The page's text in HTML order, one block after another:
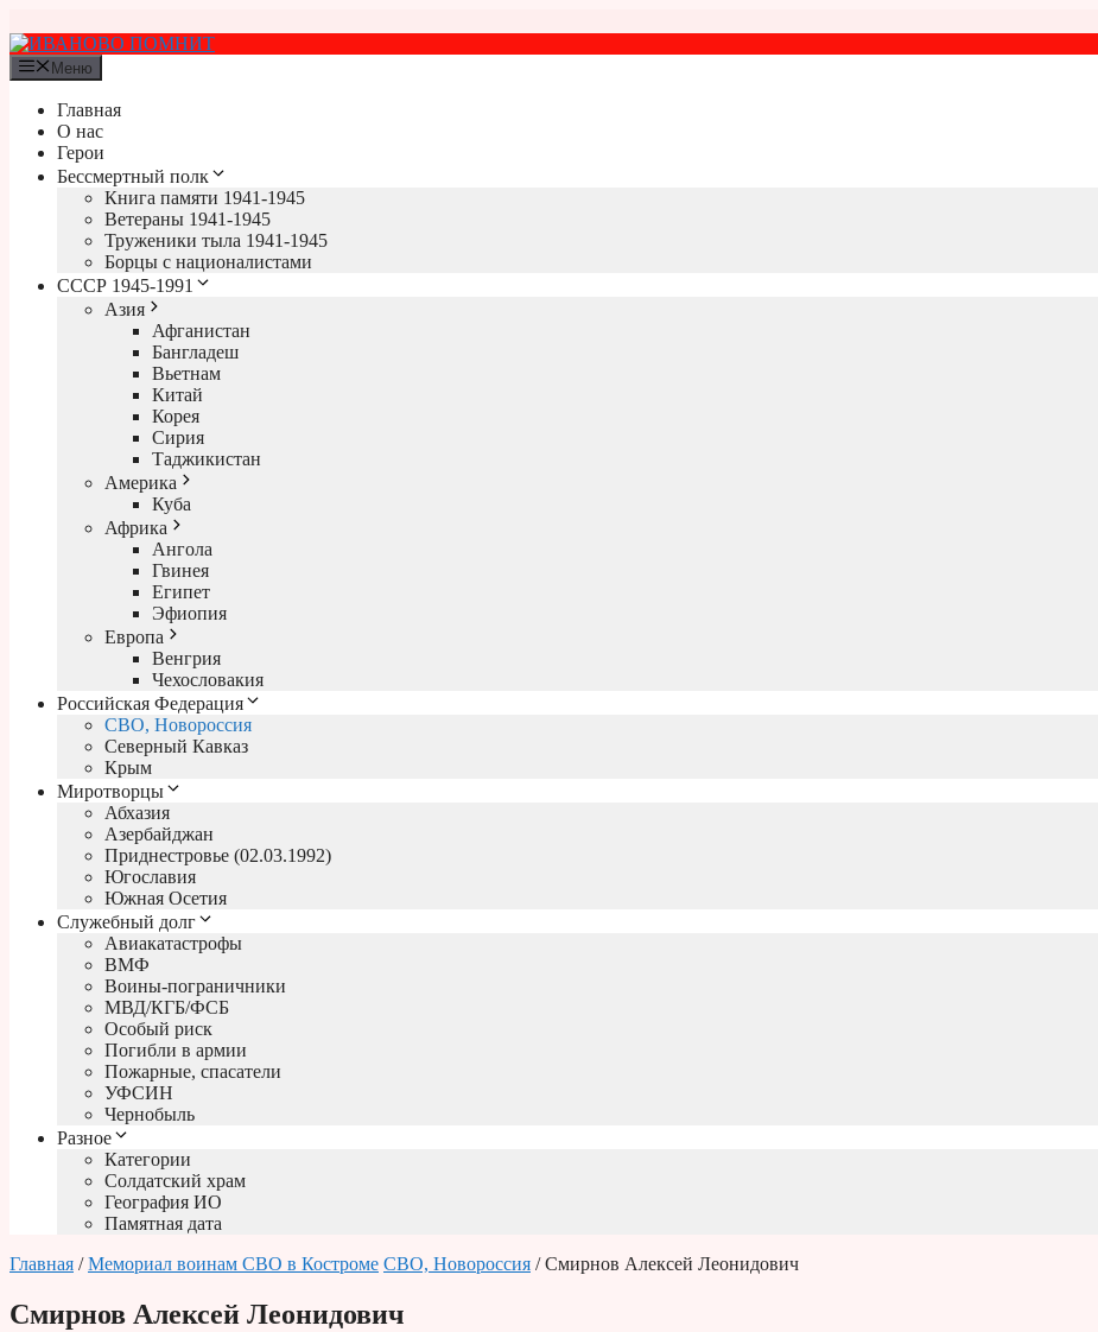
к
содержимому
Меню
Главная
О нас
Герои
Бессмертный полк
Книга памяти 1941-1945
Ветераны 1941-1945
Труженики тыла 1941-1945
Борцы с националистами
СССР 1945-1991
Азия
Афганистан
Бангладеш
Вьетнам
Китай
Корея
Сирия
Таджикистан
Америка
Куба
Африка
Ангола
Гвинея
Египет
Эфиопия
Европа
Венгрия
Чехословакия
Российская Федерация
СВО, Новороссия
Северный Кавказ
Крым
Миротворцы
Абхазия
Азербайджан
Приднестровье (02.03.1992)
Югославия
Южная Осетия
Служебный долг
Авиакатастрофы
ВМФ
Воины-пограничники
МВД/КГБ/ФСБ
Особый риск
Погибли в армии
Пожарные, спасатели
УФСИН
Чернобыль
Разное
Категории
Солдатский храм
География ИО
Памятная дата
Главная /Мемориал воинам СВО в Костроме СВО, Новороссия / Смирнов Алексей Леонидович
Смирнов Алексей Леонидович